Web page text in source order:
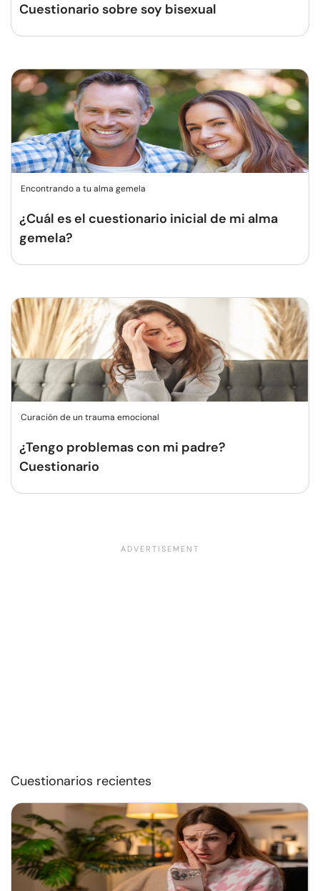
Cuestionario sobre soy bisexual
Encontrando a tu alma gemela
¿Cuál es el cuestionario inicial de mi alma
gemela?
Curación de un trauma emocional
¿Tengo problemas con mi padre?
Cuestionario
Cuestionarios recientes